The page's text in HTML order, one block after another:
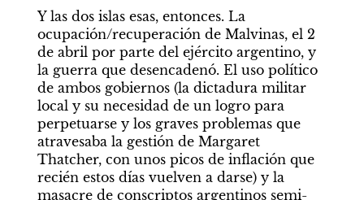
Y las dos islas esas, entonces. La
ocupación/recuperación de Malvinas, el 2
de abril por parte del ejército argentino, y
la guerra que desencadenó. El uso político
de ambos gobiernos (la dictadura militar
local y su necesidad de un logro para
perpetuarse y los graves problemas que
atravesaba la gestión de Margaret
Thatcher, con unos picos de inflación que
recién estos días vuelven a darse) y la
masacre de conscriptos argentinos semi-